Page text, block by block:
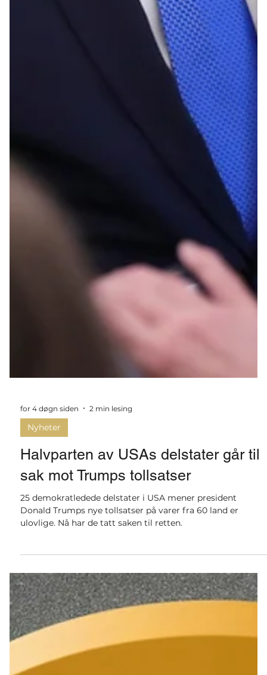
for 4 døgn siden 2 min lesing
Nyheter
Halvparten av USAs delstater går til
sak mot Trumps tollsatser
25 demokratledede delstater i USA mener president
Donald Trumps nye tollsatser på varer fra 60 land er
ulovlige. Nå har de tatt saken til retten.